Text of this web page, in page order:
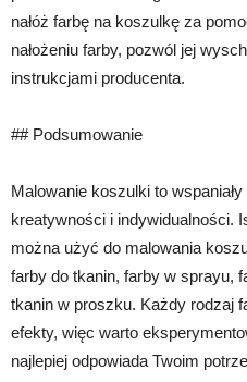
nałóż farbę na koszulkę za
nałożeniu farby, pozwól jej
instrukcjami producenta.
## Podsumowanie
Malowanie koszulki to
kreatywności i indywidualności.
można użyć do malowania
farby do tkanin, farby w sprayu,
tkanin w proszku. Każdy rodzaj
efekty, więc warto
najlepiej odpowiada Twoim